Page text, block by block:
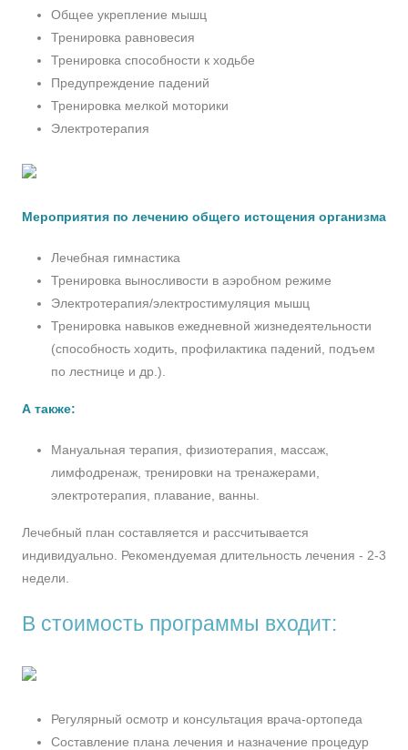
Общее укрепление мышц
Тренировка равновесия
Тренировка способности к ходьбе
Предупреждение падений
Тренировка мелкой моторики
Электротерапия
Мероприятия по лечению общего истощения организма
Лечебная гимнастика
Тренировка выносливости в аэробном режиме
Электротерапия/электростимуляция мышц
Тренировка навыков ежедневной жизнедеятельности
(способность ходить, профилактика падений, подъем
по лестнице и др.).
А также:
Мануальная терапия, физиотерапия, массаж,
лимфодренаж, тренировки на тренажерами,
электротерапия, плавание, ванны.
Лечебный план составляется и рассчитывается
индивидуально. Рекомендуемая длительность лечения - 2-3
недели.
В стоимость программы входит:
Регулярный осмотр и консультация врача-ортопеда
Составление плана лечения и назначение процедур